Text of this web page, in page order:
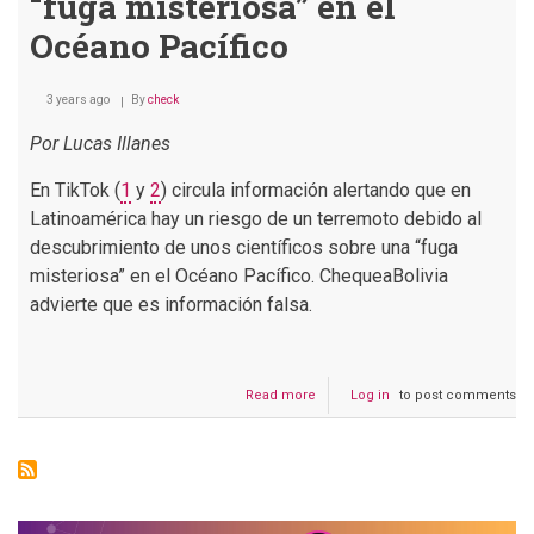
Océano Pacífico
3 years ago Bycheck
Por Lucas Illanes
En TikTok (1 y 2) circula información alertando que en
Latinoamérica hay un riesgo de un terremoto debido al
descubrimiento de unos científicos sobre una “fuga
misteriosa” en el Océano Pacífico. ChequeaBolivia
advierte que es información falsa.
Read more
No
Log in to post comments